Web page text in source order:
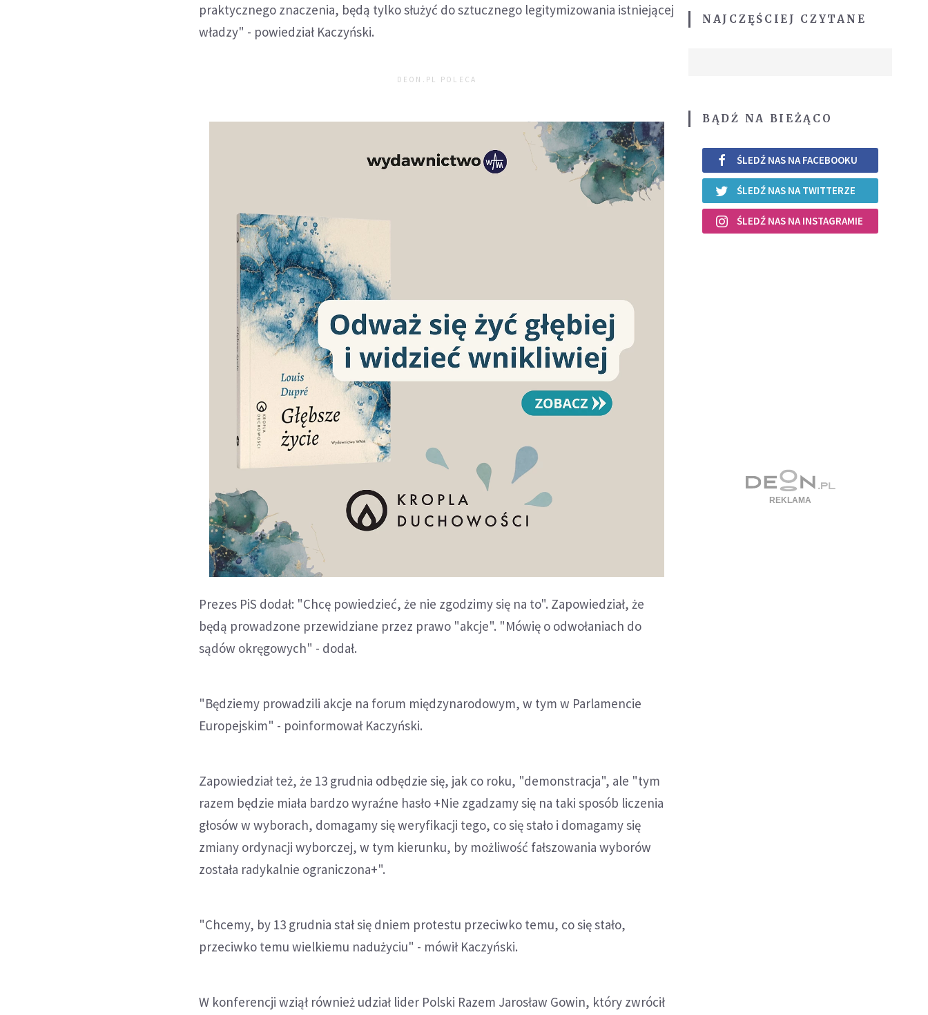
praktycznego znaczenia, będą tylko służyć do sztucznego legitymizowania istniejącej
władzy" - powiedział Kaczyński.
DEON.PL POLECA
Prezes PiS dodał: "Chcę powiedzieć, że nie zgodzimy się na to". Zapowiedział, że
będą prowadzone przewidziane przez prawo "akcje". "Mówię o odwołaniach do
sądów okręgowych" - dodał.
"Będziemy prowadzili akcje na forum międzynarodowym, w tym w Parlamencie
Europejskim" - poinformował Kaczyński.
Zapowiedział też, że 13 grudnia odbędzie się, jak co roku, "demonstracja", ale "tym
razem będzie miała bardzo wyraźne hasło +Nie zgadzamy się na taki sposób liczenia
głosów w wyborach, domagamy się weryfikacji tego, co się stało i domagamy się
zmiany ordynacji wyborczej, w tym kierunku, by możliwość fałszowania wyborów
została radykalnie ograniczona+".
"Chcemy, by 13 grudnia stał się dniem protestu przeciwko temu, co się stało,
przeciwko temu wielkiemu nadużyciu" - mówił Kaczyński.
W konferencji wziął również udział lider Polski Razem Jarosław Gowin, który zwrócił
NAJCZĘŚCIEJ CZYTANE
BĄDŹ NA BIEŻĄCO
ŚLEDŹ NAS NA FACEBOOKU
ŚLEDŹ NAS NA TWITTERZE
ŚLEDŹ NAS NA INSTAGRAMIE